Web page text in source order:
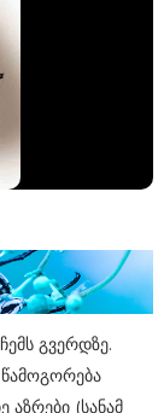
გვერდზე.
წამოგორება
(სანამ